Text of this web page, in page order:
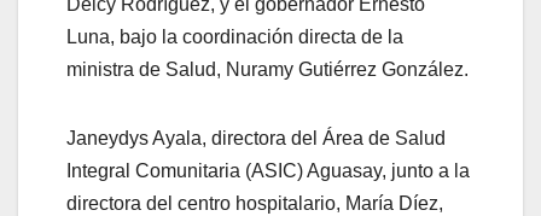
Delcy Rodríguez, y el gobernador Ernesto
Luna, bajo la coordinación directa de la
ministra de Salud, Nuramy Gutiérrez González.
Janeydys Ayala, directora del Área de Salud
Integral Comunitaria (ASIC) Aguasay, junto a la
directora del centro hospitalario, María Díez,